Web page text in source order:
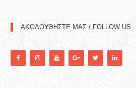
ΑΚΟΛΟΥΘΗΣΤΕ ΜΑΣ / FOLLOW US